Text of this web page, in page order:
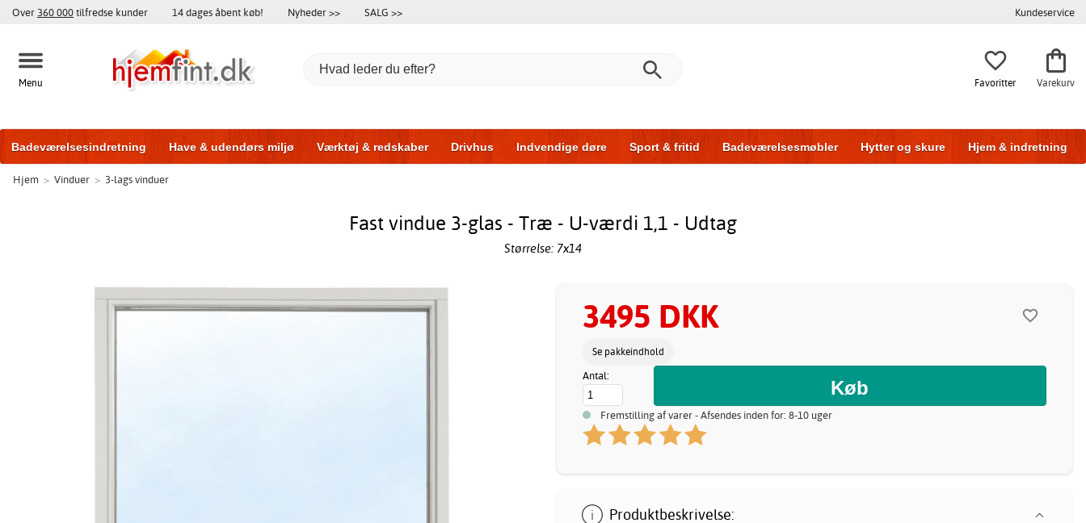
Over 360 000tilfredse kunder 14 dages åbent køb! Nyheder >> SALG >> Kundeservice
Menu Favoritter Varekurv
Badeværelsesindretning Have & udendørs miljø Værktøj & redskaber Drivhus Indvendige døre Sport & fritid Badeværelsesmøbler Hytter og skure Hjem & indretning
Træningsudstyr Yderdøre
Hjem > Vinduer > 3-lags vinduer
Fast vindue 3-glas - Træ - U-værdi 1,1 - Udtag
Størrelse: 7x14
3495 DKK
Se pakkeindhold
Antal:
Fremstilling af varer - Afsendes inden for: 8-10 uger
Produktbeskrivelse: